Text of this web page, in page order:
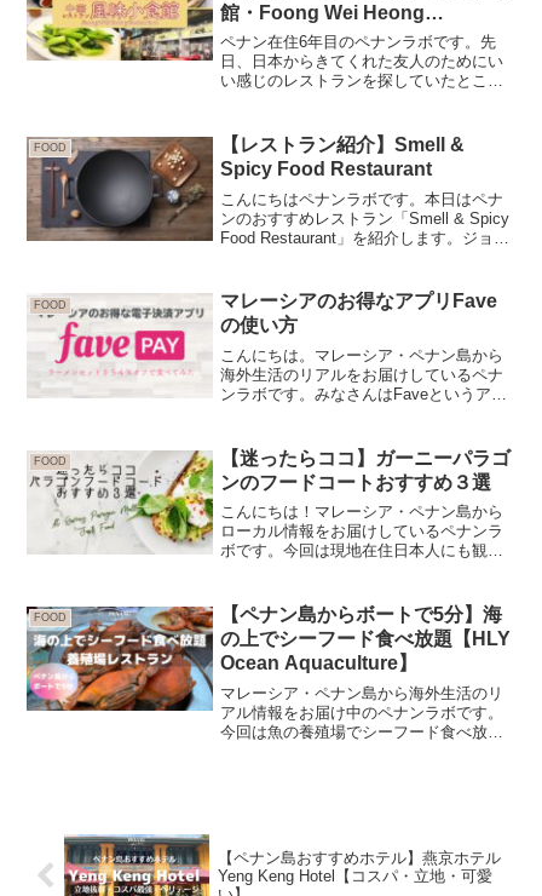
館・Foong Wei Heong
Restaurant
ペナン在住6年目のペナンラボです。先
日、日本からきてくれた友人のためにい
い感じのレストランを探していたとこ
気に入ったので詳しく紹介します。おす
すめは北京ダックこちらのレ...
FOOD
【レストラン紹介】Smell &
Spicy Food Restaurant
こんにちはペナンラボです。本日はペナ
ンのおすすめレストラン「Smell & Spicy
Food Restaurant」を紹介します。ジョー
を味わいたい人や激辛料理がお...
FOOD
マレーシアのお得なアプリFave
の使い方
こんにちは。マレーシア・ペナン島から
海外生活のリアルをお届けしているペナ
ンラボです。みなさんはFaveというアプ
いて、GrabPayやBoostと並ぶ代表的な電
子マ...
FOOD
【迷ったらココ】ガーニーパラゴ
ンのフードコートおすすめ３選
こんにちは！マレーシア・ペナン島から
ローカル情報をお届けしているペナンラ
ボです。今回は現地在住日本人にも観光
紹介します。ガーニーパラゴンモールと
は？ペナン島のディベロッ...
FOOD
【ペナン島からボートで5分】海
の上でシーフード食べ放題【HLY
Ocean Aquaculture】
マレーシア・ペナン島から海外生活のリ
アル情報をお届け中のペナンラボです。
今回は魚の養殖場でシーフード食べ放題
【ペナン島おすすめホテル】燕京ホテル
Yeng Keng Hotel【コスパ・立地・可愛